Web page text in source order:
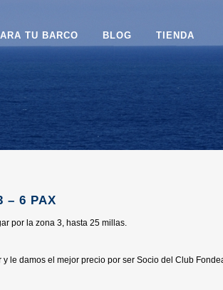
TU BARCO BLOG TIENDA
– 6 PAX
por la zona 3, hasta 25 millas.
le damos el mejor precio por ser Socio del Club